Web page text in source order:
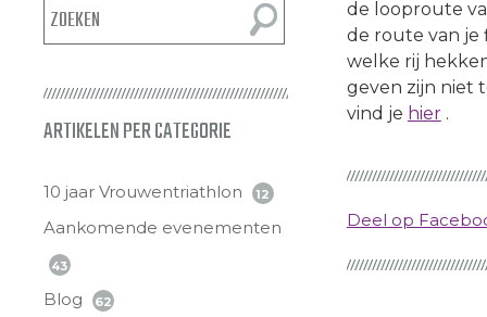
ARTIKELEN PER CATEGORIE
10 jaar Vrouwentriathlon 12
Aankomende evenementen
43
Blog 62
de looproute
de route van je
welke rij
geven zijn niet
vind je hier.
Deel op